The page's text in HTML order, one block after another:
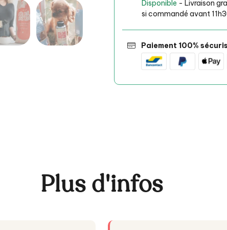
Disponible - Livraison
si commandé avant
Paiement 100%
Plus d'infos